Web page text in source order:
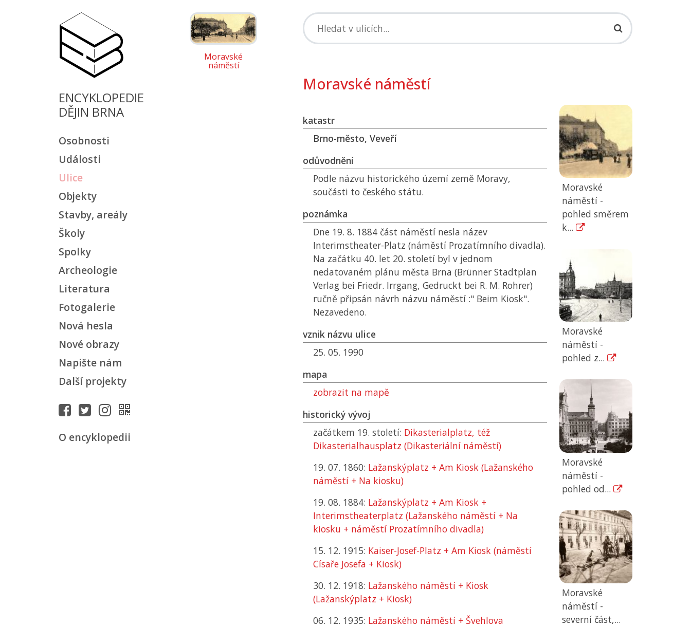
ENCYKLOPEDIE
DĚJIN BRNA
Osobnosti
Události
Ulice
Objekty
Stavby, areály
Školy
Spolky
Archeologie
Literatura
Fotogalerie
Nová hesla
Nové obrazy
Napište nám
Další projekty
O encyklopedii
Moravské
náměstí
Moravské náměstí
katastr
Brno-město, Veveří
odůvodnění
Podle názvu historického území země Moravy,
součásti to českého státu.
poznámka
Dne 19. 8. 1884 část náměstí nesla název
Interimstheater-Platz (náměstí Prozatímního divadla).
Na začátku 40. let 20. století byl v jednom
nedatovaném plánu města Brna (Brünner Stadtplan
Verlag bei Friedr. Irrgang, Gedruckt bei R. M. Rohrer)
ručně připsán návrh názvu náměstí :" Beim Kiosk".
Nezavedeno.
vznik názvu ulice
25. 05. 1990
mapa
zobrazit na mapě
historický vývoj
začátkem 19. století: Dikasterialplatz, též
Dikasterialhausplatz (Dikasteriální náměstí)
19. 07. 1860: Lažanskýplatz + Am Kiosk (Lažanského
náměstí + Na kiosku)
19. 08. 1884: Lažanskýplatz + Am Kiosk +
Interimstheaterplatz (Lažanského náměstí + Na
kiosku + náměstí Prozatímního divadla)
15. 12. 1915: Kaiser-Josef-Platz + Am Kiosk (náměstí
Císaře Josefa + Kiosk)
30. 12. 1918: Lažanského náměstí + Kiosk
(Lažanskýplatz + Kiosk)
06. 12. 1935: Lažanského náměstí + Švehlova
Moravské
náměstí -
pohled směrem
k...
Moravské
náměstí -
pohled z...
Moravské
náměstí -
pohled od...
Moravské
náměstí -
severní část,...